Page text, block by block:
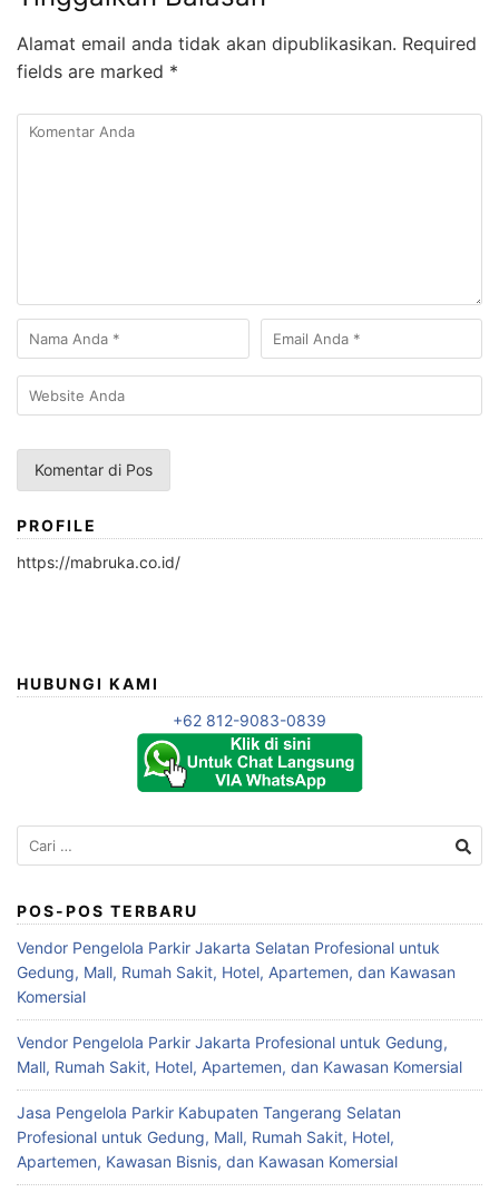
Alamat email anda tidak akan dipublikasikan. Required
fields are marked *
PROFILE
https://mabruka.co.id/
HUBUNGI KAMI
+62 812-9083-0839
Cari
untuk:
POS-POS TERBARU
Vendor Pengelola Parkir Jakarta Selatan Profesional untuk
Gedung, Mall, Rumah Sakit, Hotel, Apartemen, dan Kawasan
Komersial
Vendor Pengelola Parkir Jakarta Profesional untuk Gedung,
Mall, Rumah Sakit, Hotel, Apartemen, dan Kawasan Komersial
Jasa Pengelola Parkir Kabupaten Tangerang Selatan
Profesional untuk Gedung, Mall, Rumah Sakit, Hotel,
Apartemen, Kawasan Bisnis, dan Kawasan Komersial